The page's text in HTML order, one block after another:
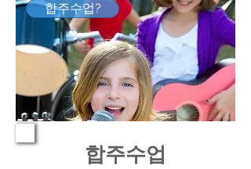
합주수업?
합주수업